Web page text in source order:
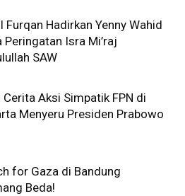
Furqan Hadirkan Yenny Wahid
Peringatan Isra Mi’raj
SAW
Cerita Aksi Simpatik FPN di
Menyeru Presiden Prabowo
for Gaza di Bandung
Beda!